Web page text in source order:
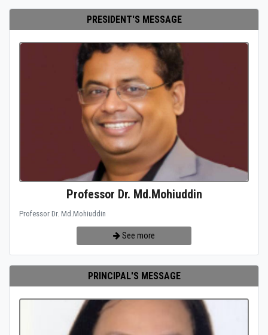
PRESIDENT'S MESSAGE
Professor Dr. Md.Mohiuddin
Professor Dr. Md.Mohiuddin
See more
PRINCIPAL'S MESSAGE